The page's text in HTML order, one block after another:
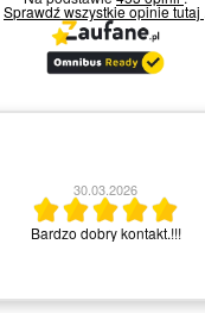
Sprawdź wszystkie opinietutaj
Bardzo miła i kompetentna
Remigiusz D.